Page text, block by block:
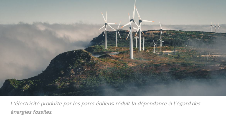
L’électricité produite par les parcs éoliens réduit la dépendance à l’égard des
énergies fossiles.